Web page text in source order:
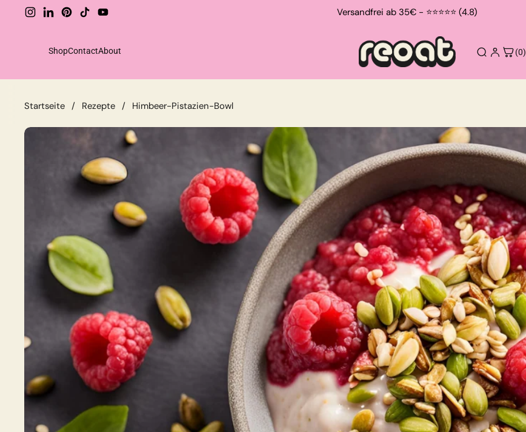
Zum Inhalt springen
Instagram
LinkedInPinterest
TikTokYouTube
Versandfrei ab 35€ - ⭐⭐⭐⭐⭐ (4.8)
Shop
Shop
Unperfekt
Bowl Lover
€39.99
Jetzt entdecken
ContactAbout (0)
Startseite / Rezepte / Himbeer-Pistazien-Bowl